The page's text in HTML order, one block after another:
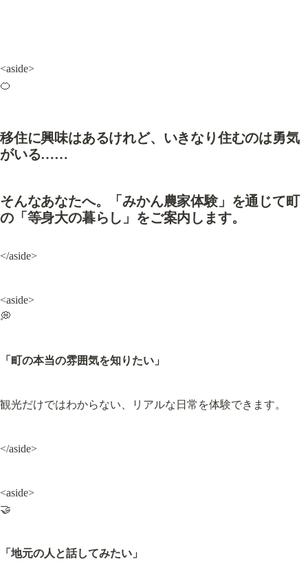
<aside>
🍊
移住に興味はあるけれど、いきなり住むのは勇気
がいる……
そんなあなたへ。「みかん農家体験」を通じて町
の「等身大の暮らし」をご案内します。
</aside>
<aside>
💭
「町の本当の雰囲気を知りたい」
観光だけではわからない、リアルな日常を体験できます。
</aside>
<aside>
🤝
「地元の人と話してみたい」